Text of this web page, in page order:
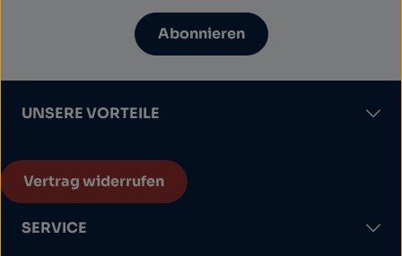
Abonnieren
UNSERE VORTEILE
Vertrag widerrufen
SERVICE